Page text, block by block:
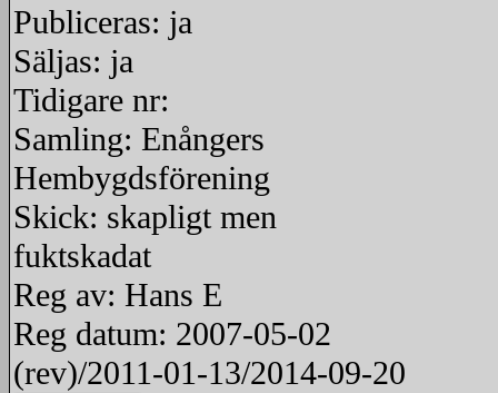
Publiceras: ja
Säljas: ja
Tidigare nr:
Samling: Enångers
Hembygdsförening
Skick: skapligt men
fuktskadat
Reg av: Hans E
Reg datum: 2007-05-02
(rev)/2011-01-13/2014-09-20